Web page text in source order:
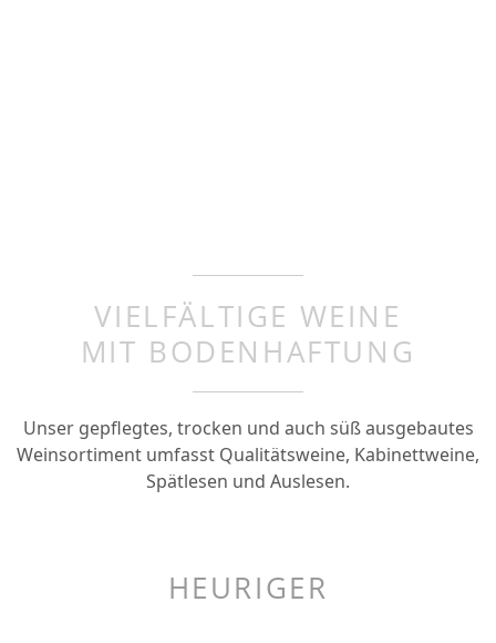
VIELFÄLTIGE WEINE
MIT BODENHAFTUNG
Unser gepflegtes, trocken und auch süß ausgebautes
Weinsortiment umfasst Qualitätsweine, Kabinettweine,
Spätlesen und Auslesen.
HEURIGER